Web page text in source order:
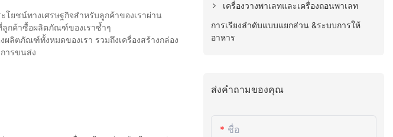
ยชน์ทางเศรษฐกิจสำหรับลูกค้าของเราผ่าน
ลูกค้าซื้อผลิตภัณฑ์ของเราซ้ำๆ
ลิตภัณฑ์ทั้งหมดของเรา รวมถึงเครื่องสร้างกล่อง
ารขนส่ง
เครื่องวางพาเลทและเครื่องถอนพาเลท
การเรียงลำดับแบบแยกส่วน &ระบบการให้
อาหาร
ส่งคำถามของคุณ
ชื่อ